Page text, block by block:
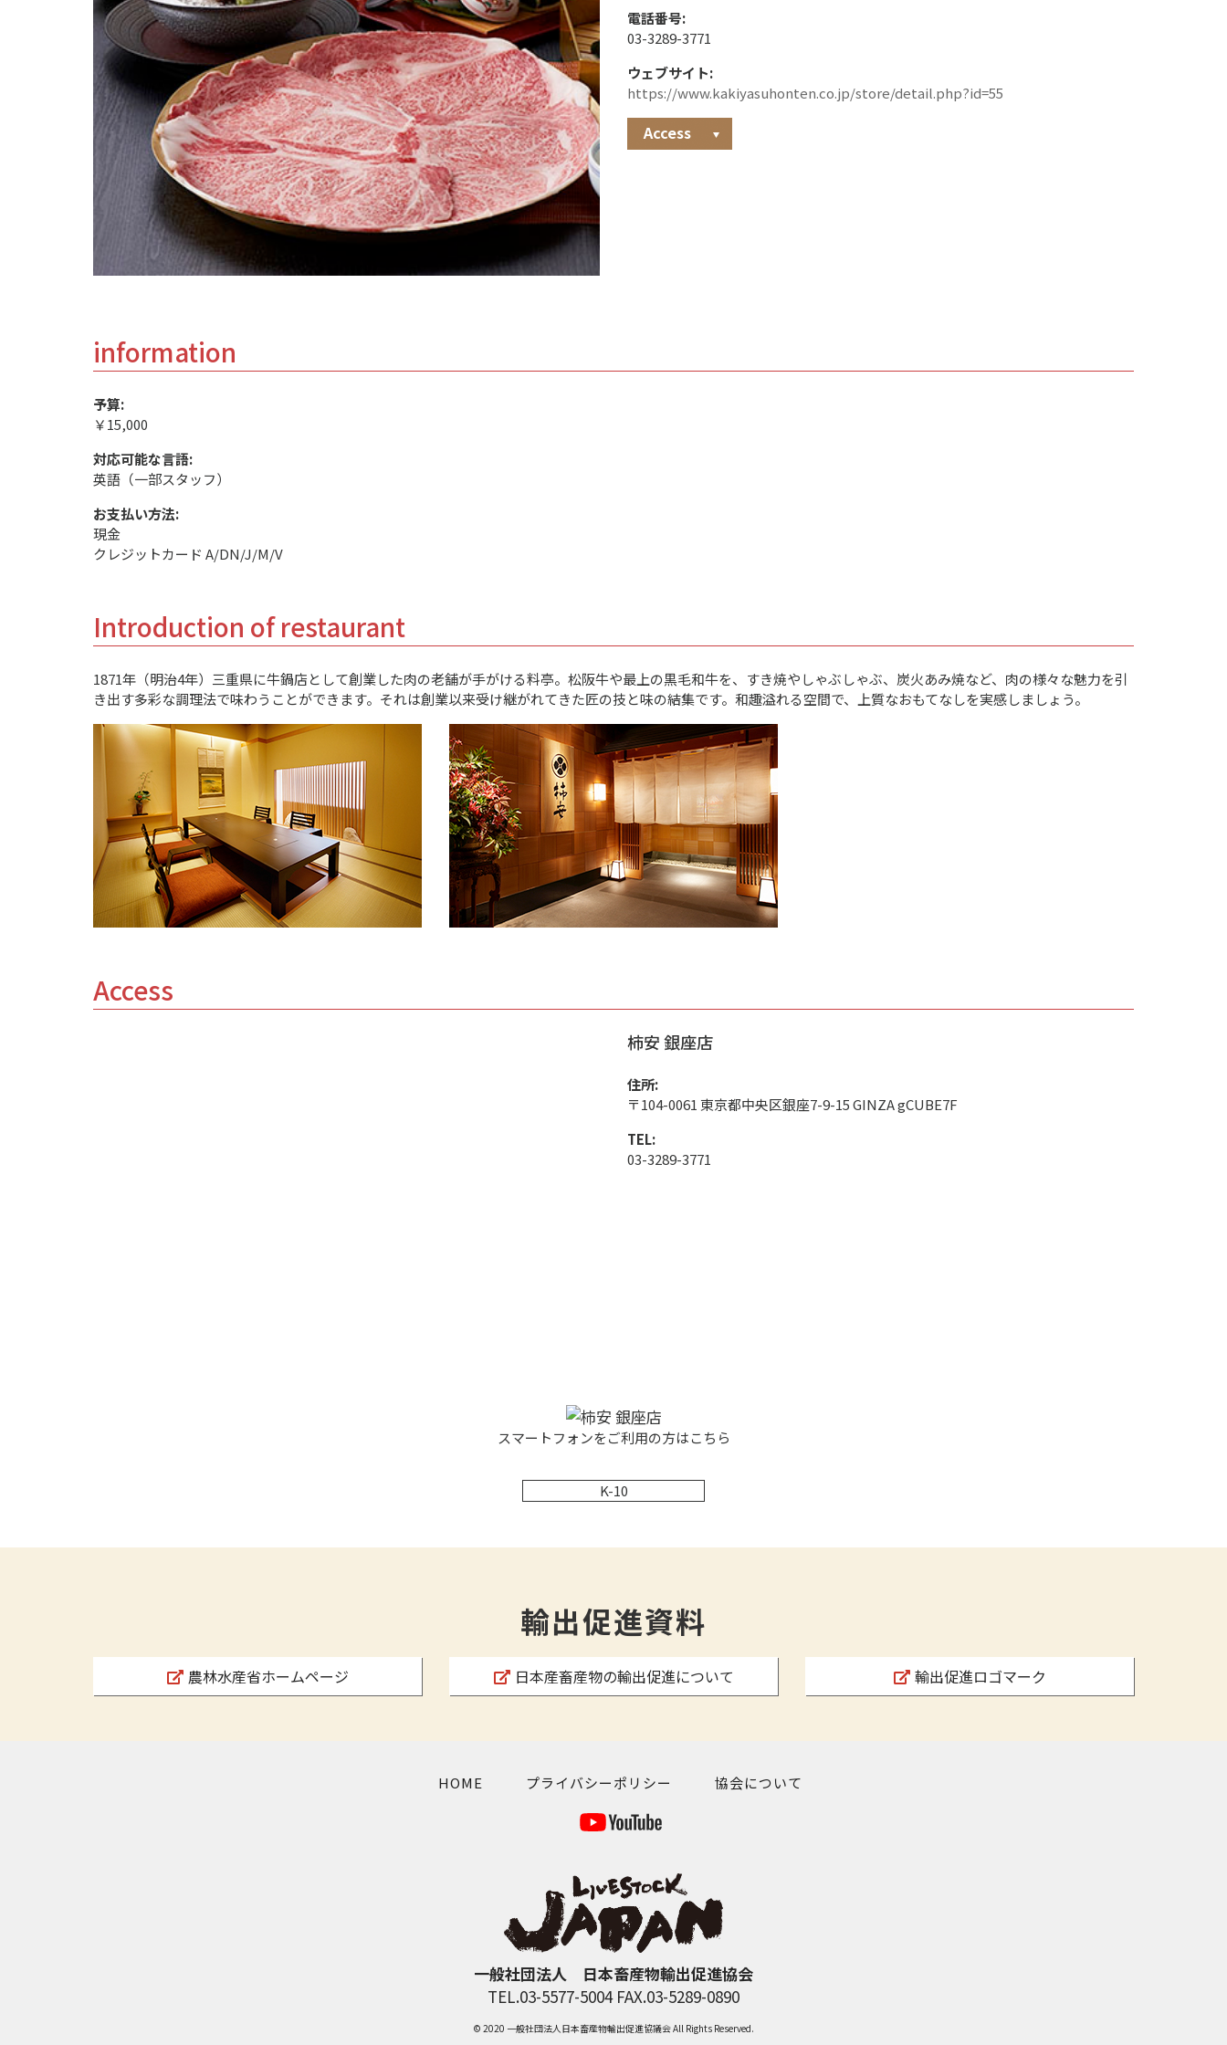
電話番号:
03-3289-3771
ウェブサイト:
https://www.kakiyasuhonten.co.jp/store/detail.php?id=55
Access
information
予算:
￥15,000
対応可能な言語:
英語（一部スタッフ）
お支払い方法:
現金
クレジットカード A/DN/J/M/V
Introduction of restaurant
1871年（明治4年）三重県に牛鍋店として創業した肉の老舗が手がける料亭。松阪牛や最上の黒毛和牛を、すき焼やしゃぶしゃぶ、炭火あみ焼など、肉の様々な魅力を引
き出す多彩な調理法で味わうことができます。それは創業以来受け継がれてきた匠の技と味の結集です。和趣溢れる空間で、上質なおもてなしを実感しましょう。
Access
柿安 銀座店
住所:
〒104-0061 東京都中央区銀座7-9-15 GINZA gCUBE7F
TEL:
03-3289-3771
スマートフォンをご利用の方はこちら
K-10
輸出促進資料
農林水産省ホームページ 日本産畜産物の輸出促進について 輸出促進ロゴマーク
HOME プライバシーポリシー 協会について
一般社団法人 日本畜産物輸出促進協会
TEL.03-5577-5004 FAX.03-5289-0890
© 2020 一般社団法人日本畜産物輸出促進協議会 All Rights Reserved.